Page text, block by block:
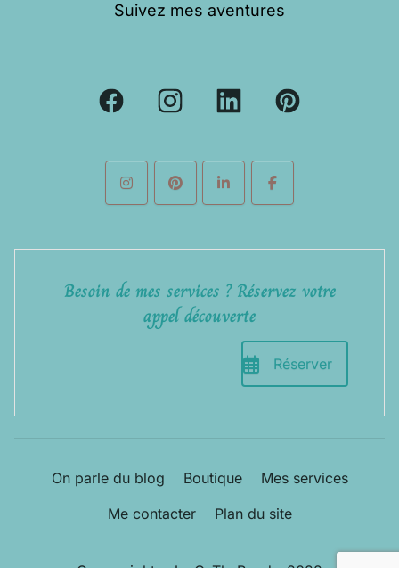
Suivez mes aventures
Besoin de mes services ? Réservez votre
appel découverte
Réserver
On parle du blog Boutique
Mes services
Me contacter
Plan du site